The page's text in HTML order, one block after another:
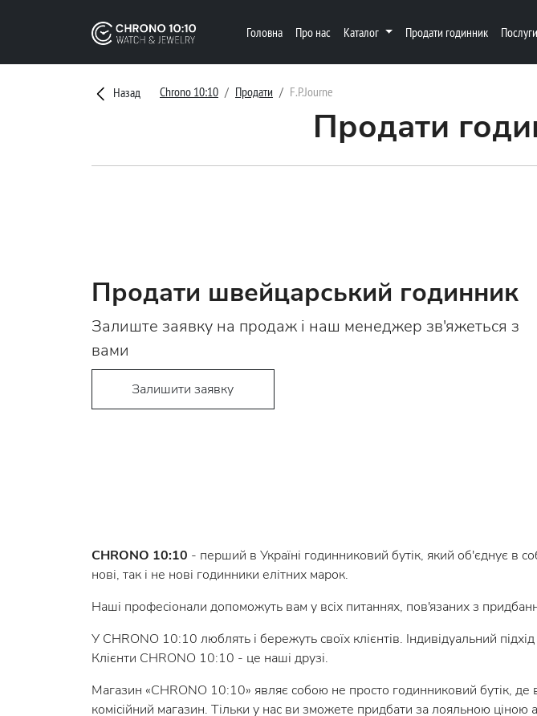
Головна Про нас Каталог Продати годинник Послуги
Назад Chrono 10:10 Продати F.P.Journe
Продати
Продати швейцарський годинник
Залиште заявку на продаж і наш менеджер зв'яжеться з
вами
Залишити заявку
CHRONO 10:10 - перший в Україні годинниковий бутік, який об'єднує в
нові, так і не нові годинники елітних марок.
Наші професіонали допоможуть вам у всіх питаннях, пов'язаних з
У CHRONO 10:10 люблять і бережуть своїх клієнтів. Індивідуальний
Клієнти CHRONO 10:10 - це наші друзі.
Магазин «CHRONO 10:10» являє собою не просто годинниковий бутік,
комісійний магазин. Тільки у нас ви зможете придбати за лояльною ціною